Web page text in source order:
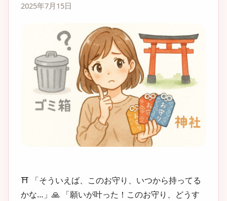
2025年7月15日
⛩️ 「そういえば、このお守り、いつから持ってる
かな…」🙏 「願いが叶った！このお守り、どうす